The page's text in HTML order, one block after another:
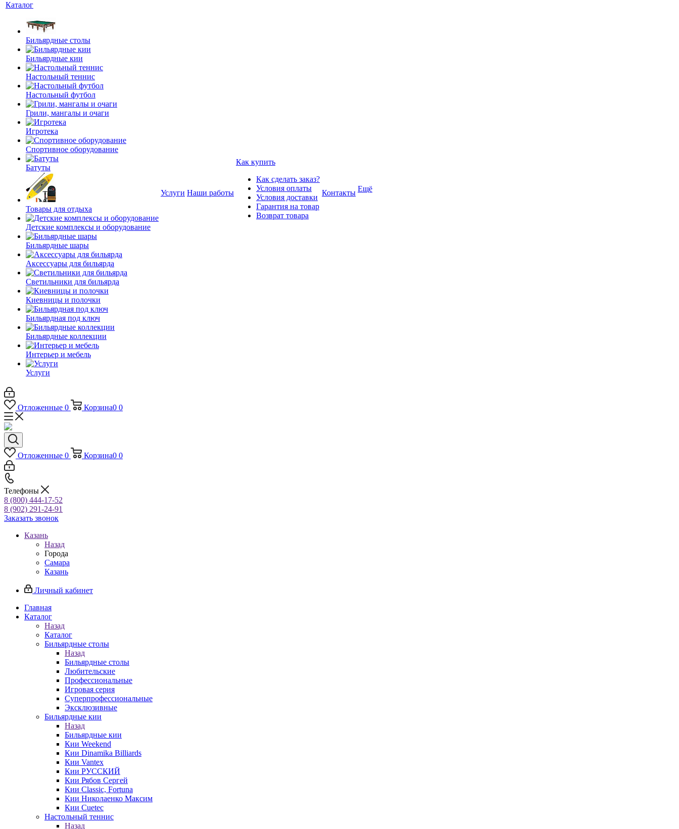
Каталог
Бильярдные столы
Бильярдные кии
Настольный теннис
Настольный футбол
Грили, мангалы и очаги
Игротека
Спортивное оборудование
Батуты
Товары для отдыха
Детские комплексы и оборудование
Бильярдные шары
Аксессуары для бильярда
Светильники для бильярда
Киевницы и полочки
Бильярдная под ключ
Бильярдные коллекции
Интерьер и мебель
Услуги
Услуги Наши работы
Как купить
Как сделать заказ?
Условия оплаты
Условия доставки
Гарантия на товар
Возврат товара
Контакты Ещё
Отложенные 0 Корзина0 0
Отложенные 0 Корзина0 0
Телефоны
8 (800) 444-17-52
8 (902) 291-24-91
Заказать звонок
Казань
Назад
Города
Самара
Казань
Личный кабинет
Главная
Каталог
Назад
Каталог
Бильярдные столы
Назад
Бильярдные столы
Любительские
Профессиональные
Игровая серия
Суперпрофессиональные
Эксклюзивные
Бильярдные кии
Назад
Бильярдные кии
Кии Weekend
Кии Dinamika Billiards
Кии Vantex
Кии РУССКИЙ
Кии Рябов Сергей
Кии Classic, Fortuna
Кии Николаенко Максим
Кии Cuetec
Настольный теннис
Назад